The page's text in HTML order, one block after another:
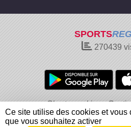
SPORTS
270439
Charte cookies
Informations légales
Signaler
Ce site utilise des cookies et vous
que vous souhaitez activer